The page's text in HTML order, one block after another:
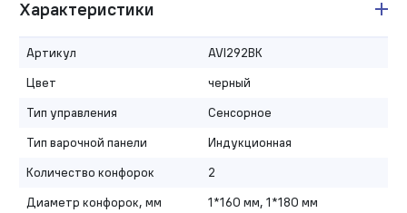
Характеристики
Артикул
AVI292BK
Цвет
черный
Тип управления
Сенсорное
Тип варочной панели
Индукционная
Количество конфорок
2
Диаметр конфорок, мм
1*160 мм, 1*180 мм